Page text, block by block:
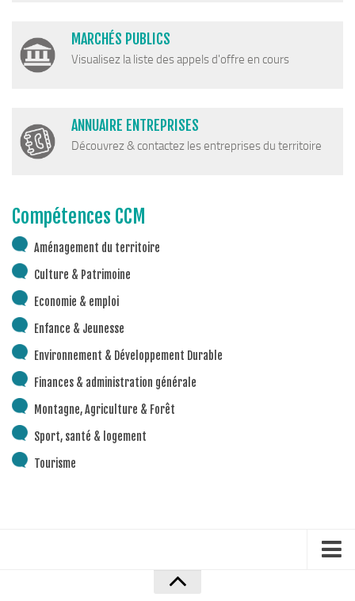
Terre de jeux 2024
La Mure Cinéma Théatre
Maison Messiaen
Résidence-actions FESTINS 2025-2027
Idées sorties faciles
Sites Escalade
Via Matacena
Développement durable
MARCHÉS PUBLICS
Visualisez la liste des appels d'offre en cours
ANNUAIRE ENTREPRISES
Découvrez & contactez les entreprises du territoire
Compétences CCM
Aménagement du territoire
Culture & Patrimoine
Economie & emploi
Enfance & Jeunesse
Environnement & Développement Durable
Finances & administration générale
Montagne, Agriculture & Forêt
Sport, santé & logement
Tourisme